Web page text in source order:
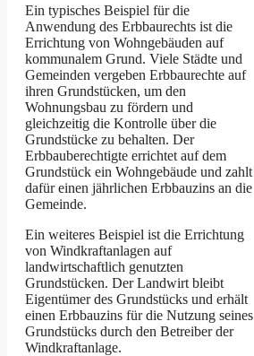
Ein typisches Beispiel für die
Anwendung des Erbbaurechts ist die
Errichtung von Wohngebäuden auf
kommunalem Grund. Viele Städte und
Gemeinden vergeben Erbbaurechte auf
ihren Grundstücken, um den
Wohnungsbau zu fördern und
gleichzeitig die Kontrolle über die
Grundstücke zu behalten. Der
Erbbauberechtigte errichtet auf dem
Grundstück ein Wohngebäude und zahlt
dafür einen jährlichen Erbbauzins an die
Gemeinde.
Ein weiteres Beispiel ist die Errichtung
von Windkraftanlagen auf
landwirtschaftlich genutzten
Grundstücken. Der Landwirt bleibt
Eigentümer des Grundstücks und erhält
einen Erbbauzins für die Nutzung seines
Grundstücks durch den Betreiber der
Windkraftanlage.